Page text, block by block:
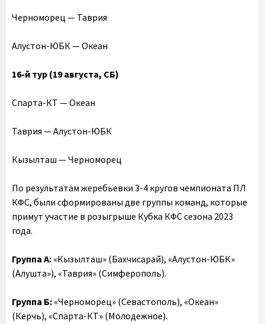
Черноморец — Таврия
Алустон-ЮБК — Океан
16-й тур (19 августа, СБ)
Спарта-КТ — Океан
Таврия — Алустон-ЮБК
Кызылташ — Черноморец
По результатам жеребьевки 3-4 кругов чемпионата ПЛ
КФС, были сформированы две группы команд, которые
примут участие в розыгрыше Кубка КФС сезона 2023
года.
Группа А: «Кызылташ» (Бахчисарай), «Алустон-ЮБК»
(Алушта»), «Таврия» (Симферополь).
Группа Б: «Черноморец» (Севастополь), «Океан»
(Керчь), «Спарта-КТ» (Молодежное).